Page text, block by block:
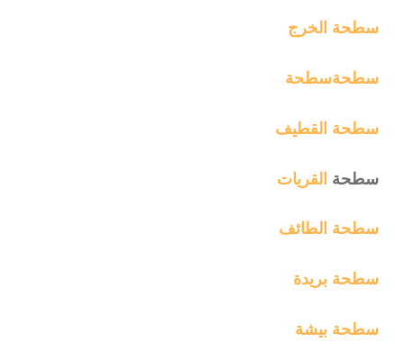
سطحة الخرج
سطحةسطحة
سطحة القطيف
سطحة القريات
سطحة الطائف
سطحة بريدة
سطحة بيشة